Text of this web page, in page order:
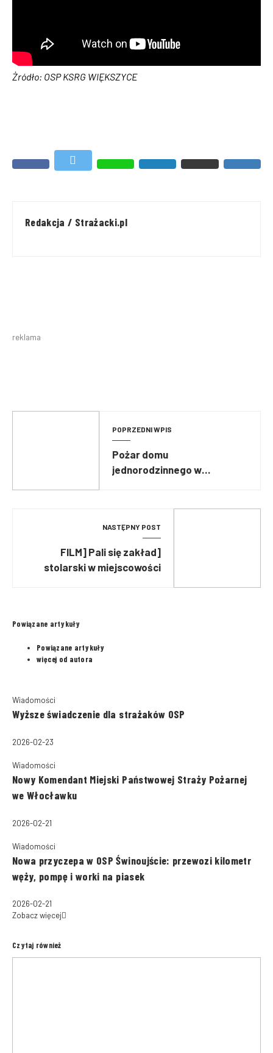
Żródło: OSP KSRG WIĘKSZYCE
Redakcja / Strażacki.pl
reklama
POPRZEDNI WPIS
Pożar domu
jednorodzinnego w
NASTĘPNY POST
[FILM] Pali się zakład
stolarski w miejscowości
Powiązane artykuły
Powiązane artykuły
więcej od autora
Wiadomości
Wyższe świadczenie dla strażaków OSP
2026-02-23
Wiadomości
Nowy Komendant Miejski Państwowej Straży Pożarnej
we Włocławku
2026-02-21
Wiadomości
Nowa przyczepa w OSP Świnoujście: przewozi kilometr
węży, pompę i worki na piasek
2026-02-21
Zobacz więcej
Czytaj również